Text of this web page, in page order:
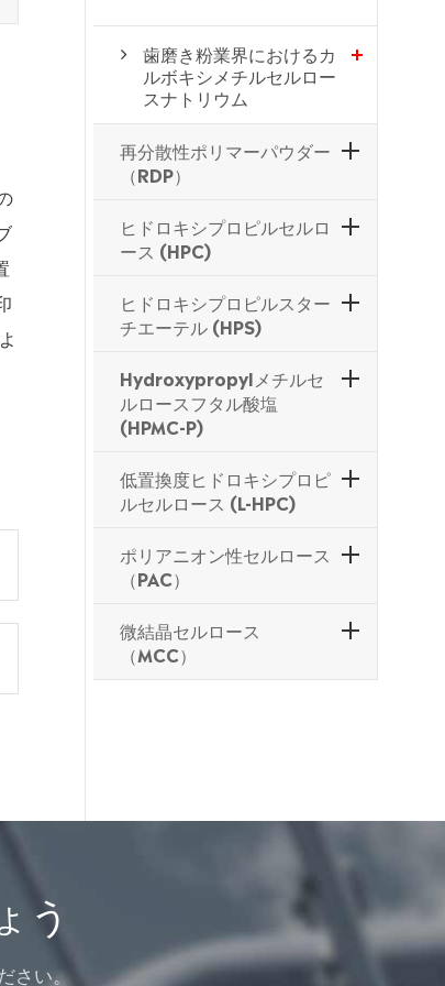
歯磨き粉業界におけるカ
ルボキシメチルセルロー
スナトリウム
再分散性ポリマーパウダー
（RDP）
ヒドロキシプロピルセルロ
ース (HPC)
ヒドロキシプロピルスター
チエーテル (HPS)
Hydroxypropylメチルセ
ルロースフタル酸塩
(HPMC-P)
低置換度ヒドロキシプロピ
ルセルロース (L-HPC)
ポリアニオン性セルロース
（PAC）
微結晶セルロース
（MCC）
う
さい。